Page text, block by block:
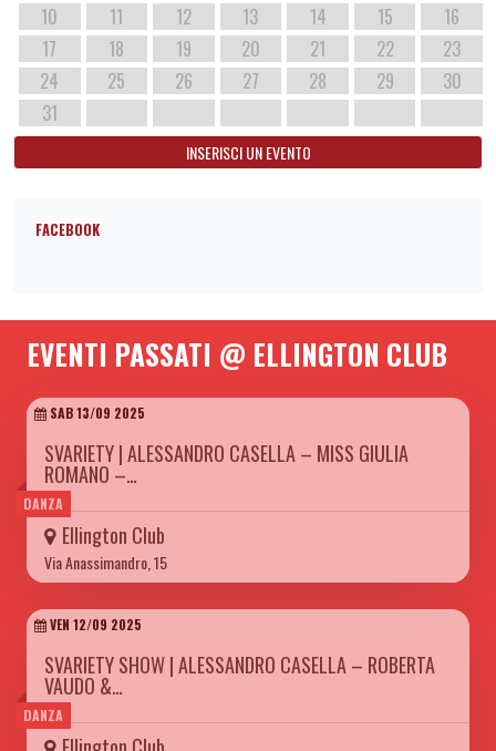
10
11 12 13 14 15
16
17
18 19 20 21 22
23
24
25 26 27 28 29
30
31
INSERISCI UN EVENTO
FACEBOOK
EVENTI PASSATI @ ELLINGTON CLUB
DANZA
SAB 13/09 2025
SVARIETY | ALESSANDRO CASELLA – MISS GIULIA
ROMANO –…
Ellington Club
Via Anassimandro, 15
DANZA
VEN 12/09 2025
SVARIETY SHOW | ALESSANDRO CASELLA – ROBERTA
VAUDO &…